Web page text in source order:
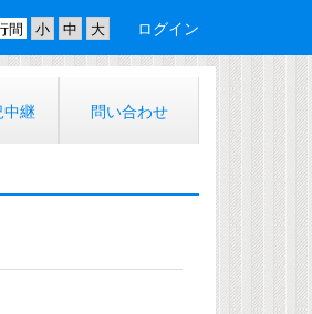
間 ログイン
継 問い合わせ